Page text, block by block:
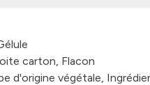
carton, Flacon
d'origine végétale,